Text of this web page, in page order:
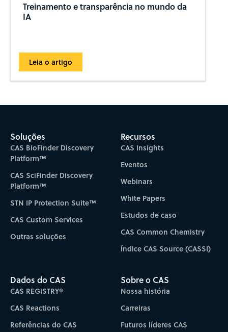
Treinamento e transparência no mundo da
IA
Leia o artigo
Soluções
CAS BioFinder Discovery
Platform™
CAS SciFinder Discovery
Platform™
STN IP Protection Suite™
CAS Custom Services
Outras soluções
Recursos
CAS Insights
Eventos
Webinars
White Papers
Estudos de caso
CAS Common Chemistry
Índice CAS Source (CASSI)
Dados do CAS
CAS REGISTRY®
CAS Reactions
Referências do CAS
Sobre o CAS
Nossa história
Carreiras
Futuros líderes CAS